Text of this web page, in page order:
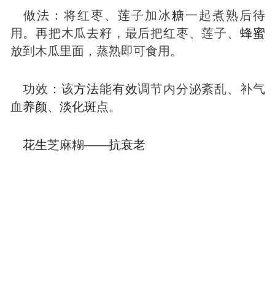
做法：将红枣、莲子加冰糖一起煮熟后待
用。再把木瓜去籽，最后把红枣、莲子、 蜂蜜
放到木瓜里面，蒸熟即可食用。
功效：该方法能有效调节内分泌紊乱、补气
血养颜、 淡化斑点。
花生芝麻糊——抗衰老